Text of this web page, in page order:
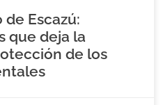
de Escazú:
que deja la
de los